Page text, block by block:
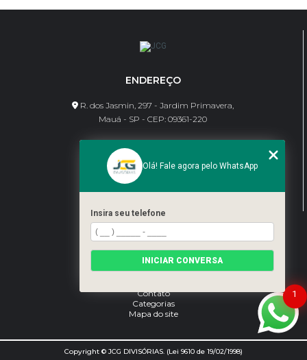
ENDEREÇO
R. dos Jasmin, 297 - Jardim Primavera,
Mauá - SP - CEP: 09361-220
CONTATO
(11) 95462-8630
bene@jcgdivisorias.com
Home
Sobre Nós
Serviços
Contato
Categorias
Mapa do site
Copyright © JCG DIVISÓRIAS. (Lei 9610 de 19/02/1998)
1
Olá! Fale agora pelo WhatsApp
Insira seu telefone
INICIAR CONVERSA